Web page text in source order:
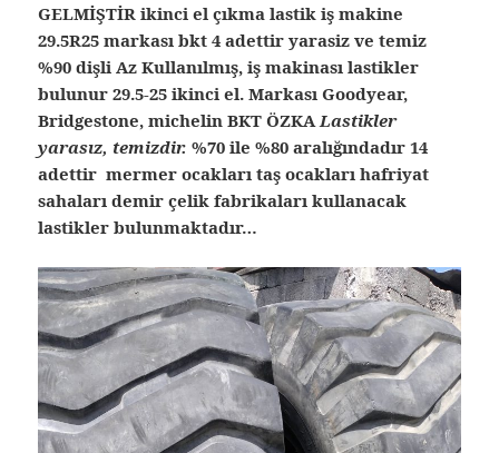
GELMİŞTİR ikinci el çıkma lastik iş makine
29.5R25 markası bkt 4 adettir yarasiz ve temiz
%90 dişli Az Kullanılmış, iş makinası lastikler
bulunur 29.5-25 ikinci el. Markası Goodyear,
Bridgestone, michelin BKT ÖZKA Lastikler
yarasız, temizdir. %70 ile %80 aralığındadır 14
adettir mermer ocakları taş ocakları hafriyat
sahaları demir çelik fabrikaları kullanacak
lastikler bulunmaktadır…